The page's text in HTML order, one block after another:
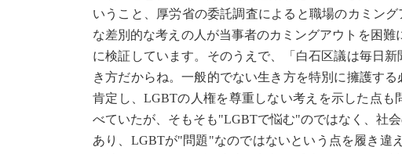
いうこと、厚労省の委託調査によると職場のカミン
な差別的な考えの人が当事者のカミングアウトを困
に検証しています。そのうえで、「白石区議は毎日
き方だからね。一般的でない生き方を特別に擁護す
肯定し、LGBTの人権を尊重しない考えを示した点
べていたが、そもそも"LGBTで悩む"のではなく、社
あり、LGBTが"問題"なのではないという点を履き違